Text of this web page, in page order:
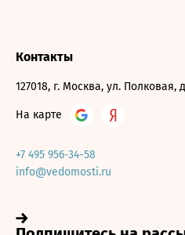
Контакты
127018, г. Москва, ул. Полковая,
На карте
+7 495 956-34-58
info@vedomosti.ru